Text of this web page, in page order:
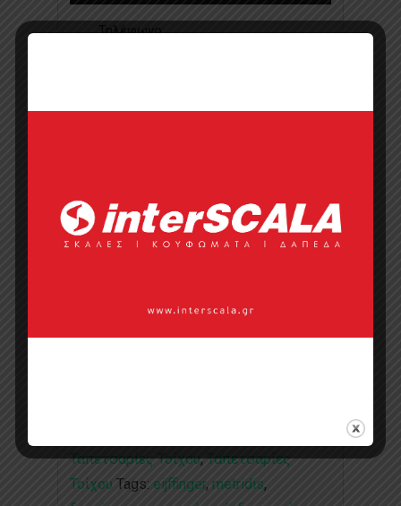
Τηλέφωνο
Προσφορά
Επικοινωνία με πωλητή
Ταπετσαρίες Τοίχου,Ταπετσαρίες
Τοίχου Tags: eijffinger, metridis,